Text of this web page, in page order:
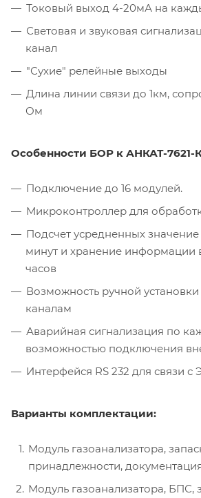
Токовый выход 4-20мА на
Световая и звуковая
канал
"Сухие" релейные выходы
Длина линии связи до 1км,
Ом
Особенности БОР к АНКАТ-7621-
Подключение до 16 модулей.
Микроконтроллер для
Подсчет усредненных
минут и хранение информации
часов
Возможность ручной
каналам
Аварийная сигнализация по
возможностью подключения
Интерфейся RS 232 для связи с
Варианты комплектации:
Модуль газоанализатора,
принадлежности,
Модуль газоанализатора, БПС,